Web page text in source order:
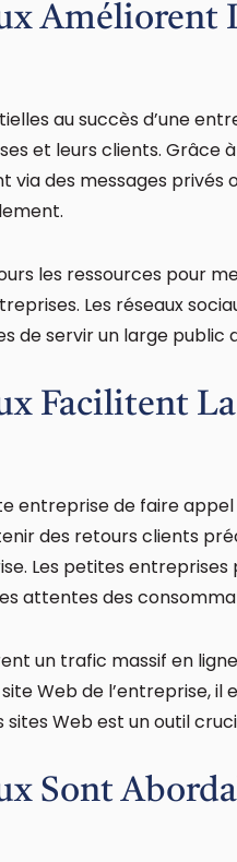
Améliorent
au succès d’une
et leurs clients. Grâce
des messages privés
les ressources pour
Les réseaux
de servir un large public
Facilitent
entreprise de faire appel
des retours clients
Les petites
attentes des
un trafic massif en
Web de l’entreprise, il
Web est un outil
Sont